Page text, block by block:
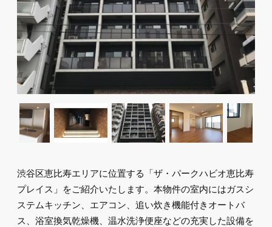
渋谷区恵比寿エリアに位置する「ザ・パークハビオ恵比寿
プレイス」をご紹介いたします。本物件の室内にはガスシ
ステムキッチン、エアコン、追い炊き機能付きオートバ
ス、浴室換気乾燥機、温水洗浄便座などの充実した設備を